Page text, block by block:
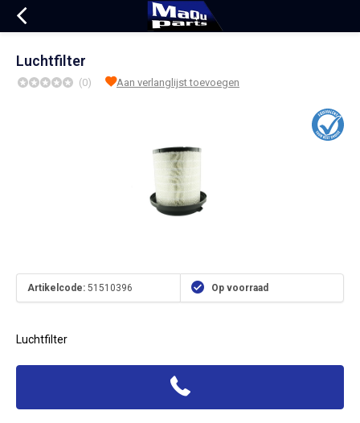
Luchtfilter
(0) Aan verlanglijst toevoegen
Artikelcode: 51510396 Op voorraad
Luchtfilter